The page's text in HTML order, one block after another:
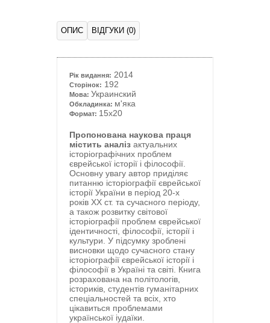
ОПИС ВІДГУКИ (0)
Рік видання: 2014
Сторінок: 192
Мова: Украинский
Обкладинка: м'яка
Формат: 15x20
Пропонована наукова праця
містить аналіз актуальних
історіографічних проблем
єврейської історії і філософії.
Основну увагу автор приділяє
питанню історіографії єврейської
історії України в період 20-х
років ХХ ст. та сучасного періоду,
а також розвитку світової
історіографії проблем єврейської
ідентичності, філософії, історії і
культури. У підсумку зроблені
висновки щодо сучасного стану
історіографії єврейської історії і
філософії в Україні та світі. Книга
розрахована на політологів,
істориків, студентів гуманітарних
спеціальностей та всіх, хто
цікавиться проблемами
української іудаїки.